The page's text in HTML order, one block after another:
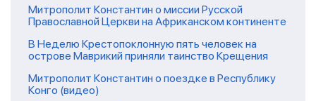
Митрополит Константин о миссии Русской
Православной Церкви на Африканском континенте
В Неделю Крестопоклонную пять человек на
острове Маврикий приняли таинство Крещения
Митрополит Константин о поездке в Республику
Конго (видео)